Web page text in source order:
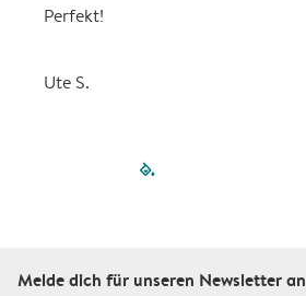
Perfekt!
Ute S.
filled-
Melde dich für unseren Newsletter